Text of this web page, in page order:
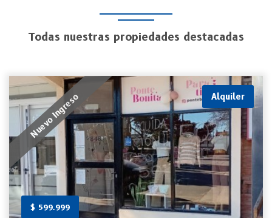
Todas nuestras propiedades destacadas
Nuevo Ingreso Alquiler
$ 599.999